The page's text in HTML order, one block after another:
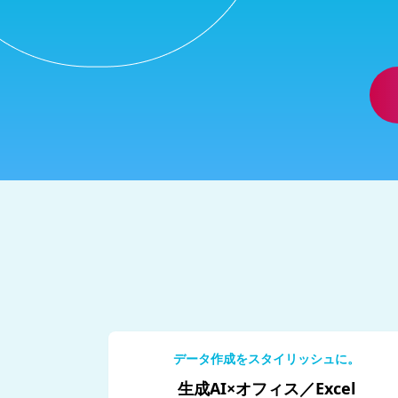
データ作成をスタイリッシュに。
生成AI×オフィス／Excel